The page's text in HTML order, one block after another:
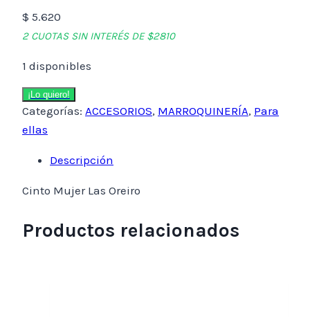
$ 5.620
2 CUOTAS SIN INTERÉS DE $2810
1 disponibles
Cinto
Mujer
Las
cantidad
¡Lo quiero!
Categorías: ACCESORIOS, MARROQUINERÍA, Para
ellas
Descripción
Cinto Mujer Las Oreiro
Productos relacionados